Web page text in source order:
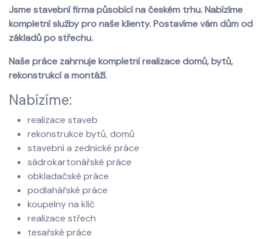
Jsme stavební firma působící na českém trhu. Nabízíme
kompletní služby pro naše klienty. Postavíme vám dům od
základů po střechu.
Naše práce zahrnuje kompletní realizace domů, bytů,
rekonstrukcí a montáží.
Nabízíme:
realizace staveb
rekonstrukce bytů, domů
stavební a zednické práce
sádrokartonářské práce
obkladačské práce
podlahářské práce
koupelny na klíč
realizace střech
tesařské práce